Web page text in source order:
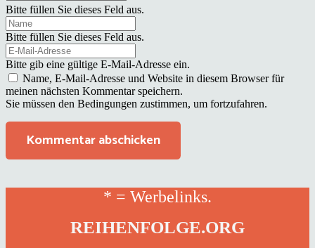
Bitte füllen Sie dieses Feld aus.
Bitte füllen Sie dieses Feld aus.
Bitte gib eine gültige E-Mail-Adresse ein.
Name, E-Mail-Adresse und Website in diesem Browser für
meinen nächsten Kommentar speichern.
Sie müssen den Bedingungen zustimmen, um fortzufahren.
Kommentar abschicken
* = Werbelinks.
REIHENFOLGE.ORG